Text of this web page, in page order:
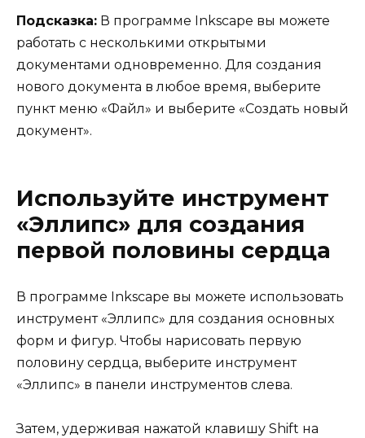
Подсказка: В программе Inkscape вы можете
работать с несколькими открытыми
документами одновременно. Для создания
нового документа в любое время, выберите
пункт меню «Файл» и выберите «Создать новый
документ».
Используйте инструмент
«Эллипс» для создания
первой половины сердца
В программе Inkscape вы можете использовать
инструмент «Эллипс» для создания основных
форм и фигур. Чтобы нарисовать первую
половину сердца, выберите инструмент
«Эллипс» в панели инструментов слева.
Затем, удерживая нажатой клавишу Shift на